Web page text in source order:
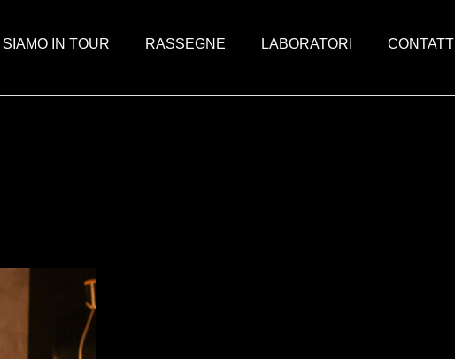
SIAMO IN TOUR RASSEGNE LABORATORI CONTATTI